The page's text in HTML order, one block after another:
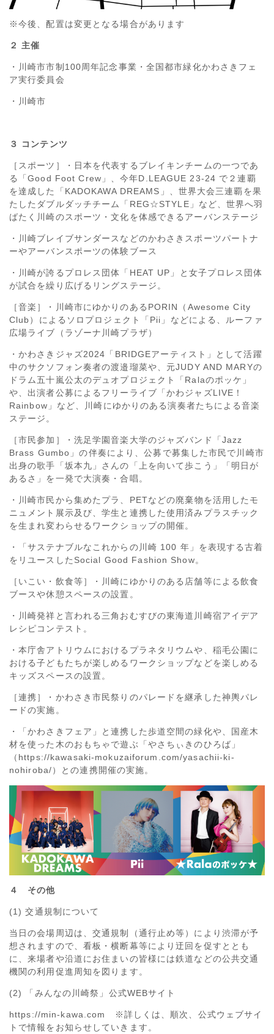
※今後、配置は変更となる場合があります
２ 主催
・川崎市市制100周年記念事業・全国都市緑化かわさきフェ
ア実行委員会
・川崎市
３ コンテンツ
［スポーツ］・日本を代表するブレイキンチームの一つであ
る「Good Foot Crew」、今年D.LEAGUE 23-24 で２連覇
を達成した「KADOKAWA DREAMS」、世界大会三連覇を果
たしたダブルダッチチーム「REG☆STYLE」など、世界へ羽
ばたく川崎のスポーツ・文化を体感できるアーバンステージ
・川崎ブレイブサンダースなどのかわさきスポーツパートナ
ーやアーバンスポーツの体験ブース
・川崎が誇るプロレス団体「HEAT UP」と女子プロレス団体
が試合を繰り広げるリングステージ。
［音楽］・川崎市にゆかりのあるPORIN（Awesome City
Club）によるソロプロジェクト「Pii」などによる、ルーファ
広場ライブ（ラゾーナ川崎プラザ）
・かわさきジャズ2024「BRIDGEアーティスト」として活躍
中のサクソフォン奏者の渡邉瑠菜や、元JUDY AND MARYの
ドラム五十嵐公太のデュオプロジェクト「Ralaのポッケ」
や、出演者公募によるフリーライブ「かわジャズLIVE！
Rainbow」など、川崎にゆかりのある演奏者たちによる音楽
ステージ。
［市民参加］・洗足学園音楽大学のジャズバンド「Jazz
Brass Gumbo」の伴奏により、公募で募集した市民で川崎市
出身の歌手「坂本九」さんの「上を向いて歩こう」「明日が
あるさ」を一発で大演奏・合唱。
・川崎市民から集めたプラ、PETなどの廃棄物を活用したモ
ニュメント展示及び、学生と連携した使用済みプラスチック
を生まれ変わらせるワークショップの開催。
・「サステナブルなこれからの川崎 100 年」を表現する古着
をリユースしたSocial Good Fashion Show。
［いこい・飲食等］・川崎にゆかりのある店舗等による飲食
ブースや休憩スペースの設置。
・川崎発祥と言われる三角おむすびの東海道川崎宿アイデア
レシピコンテスト。
・本庁舎アトリウムにおけるプラネタリウムや、稲毛公園に
おける子どもたちが楽しめるワークショップなどを楽しめる
キッズスペースの設置。
［連携］・かわさき市民祭りのパレードを継承した神輿パレ
ードの実施。
・「かわさきフェア」と連携した歩道空間の緑化や、国産木
材を使った木のおもちゃで遊ぶ「やさちぃきのひろば」
（https://kawasaki-mokuzaiforum.com/yasachii-ki-
nohiroba/）との連携開催の実施。
４ その他
(1) 交通規制について
当日の会場周辺は、交通規制（通行止め等）により渋滞が予
想されますので、看板・横断幕等により迂回を促すととも
に、来場者や沿道にお住まいの皆様には鉄道などの公共交通
機関の利用促進周知を図ります。
(2) 「みんなの川崎祭」公式WEBサイト
https://min-kawa.com ※詳しくは、順次、公式ウェブサイ
トで情報をお知らせしていきます。